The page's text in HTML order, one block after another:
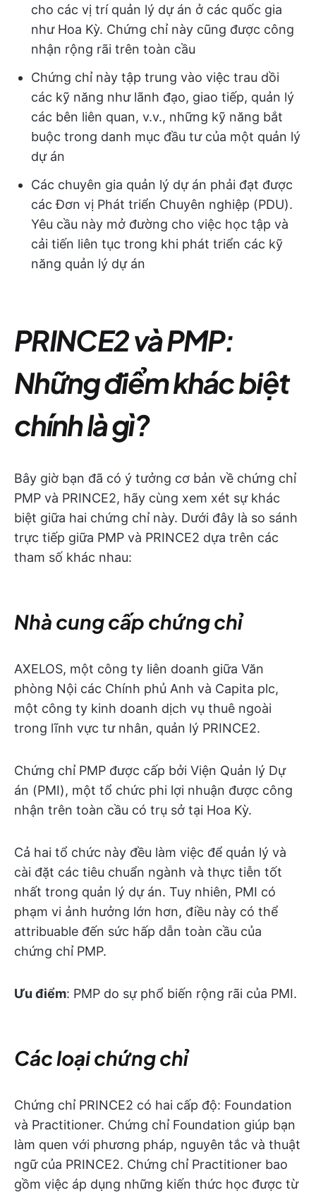
cho các vị trí quản lý dự án ở các quốc gia
như Hoa Kỳ. Chứng chỉ này cũng được công
nhận rộng rãi trên toàn cầu
Chứng chỉ này tập trung vào việc trau dồi
các kỹ năng như lãnh đạo, giao tiếp, quản lý
các bên liên quan, v.v., những kỹ năng bắt
buộc trong danh mục đầu tư của một quản lý
dự án
Các chuyên gia quản lý dự án phải đạt được
các Đơn vị Phát triển Chuyên nghiệp (PDU).
Yêu cầu này mở đường cho việc học tập và
cải tiến liên tục trong khi phát triển các kỹ
năng quản lý dự án
PRINCE2 và PMP:
Những điểm khác biệt
chính là gì?
Bây giờ bạn đã có ý tưởng cơ bản về chứng chỉ
PMP và PRINCE2, hãy cùng xem xét sự khác
biệt giữa hai chứng chỉ này. Dưới đây là so sánh
trực tiếp giữa PMP và PRINCE2 dựa trên các
tham số khác nhau:
Nhà cung cấp chứng chỉ
AXELOS, một công ty liên doanh giữa Văn
phòng Nội các Chính phủ Anh và Capita plc,
một công ty kinh doanh dịch vụ thuê ngoài
trong lĩnh vực tư nhân, quản lý PRINCE2.
Chứng chỉ PMP được cấp bởi Viện Quản lý Dự
án (PMI), một tổ chức phi lợi nhuận được công
nhận trên toàn cầu có trụ sở tại Hoa Kỳ.
Cả hai tổ chức này đều làm việc để quản lý và
cài đặt các tiêu chuẩn ngành và thực tiễn tốt
nhất trong quản lý dự án. Tuy nhiên, PMI có
phạm vi ảnh hưởng lớn hơn, điều này có thể
attribuable đến sức hấp dẫn toàn cầu của
chứng chỉ PMP.
Ưu điểm: PMP do sự phổ biến rộng rãi của PMI.
Các loại chứng chỉ
Chứng chỉ PRINCE2 có hai cấp độ: Foundation
và Practitioner. Chứng chỉ Foundation giúp bạn
làm quen với phương pháp, nguyên tắc và thuật
ngữ của PRINCE2. Chứng chỉ Practitioner bao
gồm việc áp dụng những kiến thức học được từ